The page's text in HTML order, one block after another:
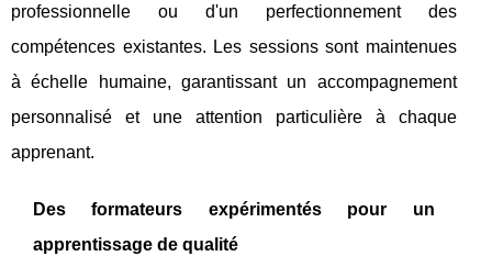
professionnelle ou d'un perfectionnement des
compétences existantes. Les sessions sont maintenues
à échelle humaine, garantissant un accompagnement
personnalisé et une attention particulière à chaque
apprenant.
Des formateurs expérimentés pour un
apprentissage de qualité